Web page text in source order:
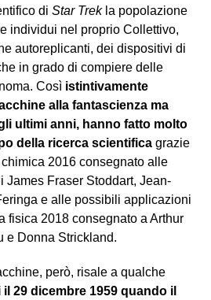
di Star Trekla popolazione
individui nel proprio Collettivo,
autoreplicanti, dei dispositivi di
in grado di compiere delle
Così istintivamente
alla fantascienza ma
ultimi anni, hanno fatto molto
della ricerca scientifica grazie
2016 consegnato alle
James Fraser Stoddart, Jean-
e alle possibili applicazioni
fisica 2018 consegnato a Arthur
e Donna Strickland.
però, risale a qualche
il 29 dicembre 1959 quando il